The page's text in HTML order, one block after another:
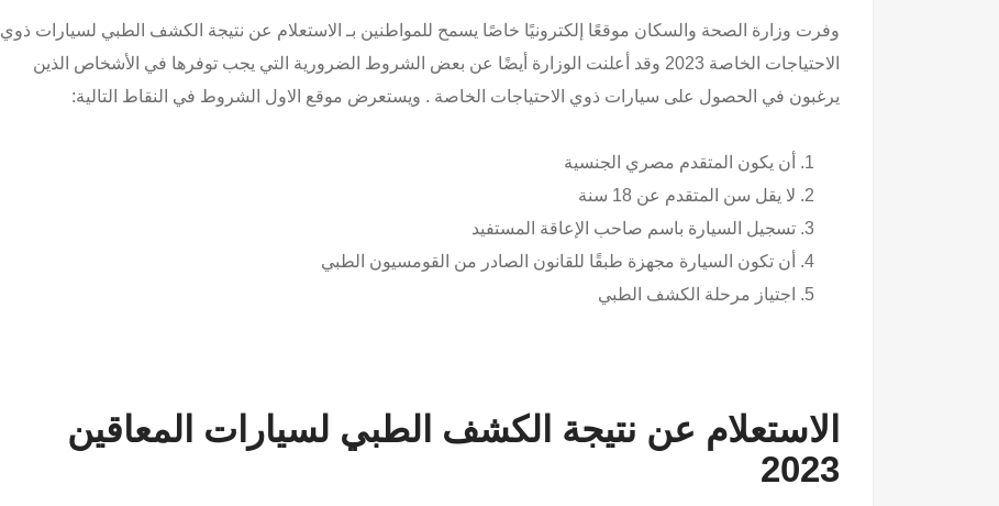
وفرت وزارة الصحة والسكان موقعًا إلكترونيًا خاصًا يسمح للمواطنين بـ الاستعلام عن نتيجة الكشف الطبي لسيارات ذوي
الاحتياجات الخاصة 2023 وقد أعلنت الوزارة أيضًا عن بعض الشروط الضرورية التي يجب توفرها في الأشخاص الذين
يرغبون في الحصول على سيارات ذوي الاحتياجات الخاصة . ويستعرض موقع الاول الشروط في النقاط التالية:
أن يكون المتقدم مصري الجنسية
لا يقل سن المتقدم عن 18 سنة
تسجيل السيارة باسم صاحب الإعاقة المستفيد
أن تكون السيارة مجهزة طبقًا للقانون الصادر من القومسيون الطبي
اجتياز مرحلة الكشف الطبي
الاستعلام عن نتيجة الكشف الطبي لسيارات المعاقين
2023